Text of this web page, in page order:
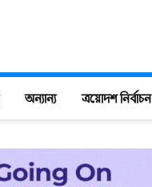
অন্যান্য ত্রয়োদশ নির্বাচন